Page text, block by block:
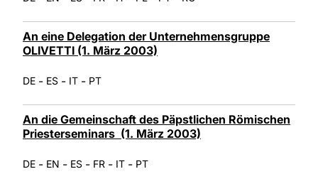
An eine Delegation der Unternehmensgruppe
OLIVETTI (1. März 2003)
DE - ES - IT - PT
An die Gemeinschaft des Päpstlichen Römischen
Priesterseminars (1. März 2003)
DE - EN - ES - FR - IT - PT